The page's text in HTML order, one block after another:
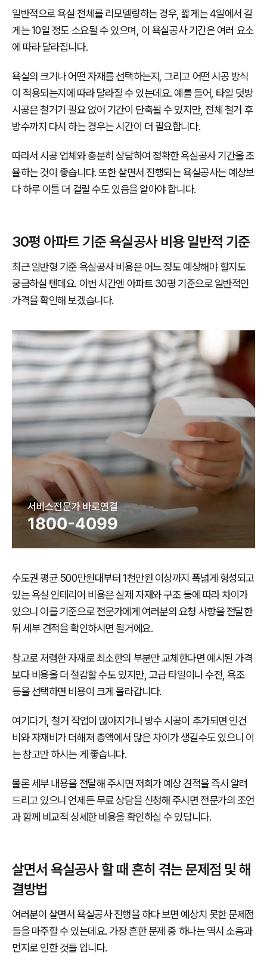
일반적으로 욕실 전체를 리모델링하는 경우, 짧게는 4일에서 길
게는 10일 정도 소요될 수 있으며, 이 욕실공사 기간은 여러 요소
에 따라 달라집니다.
욕실의 크기나 어떤 자재를 선택하는지, 그리고 어떤 시공 방식
이 적용되는지에 따라 달라질 수 있는데요. 예를 들어, 타일 덧방
시공은 철거가 필요 없어 기간이 단축될 수 있지만, 전체 철거 후
방수까지 다시 하는 경우는 시간이 더 필요합니다.
따라서 시공 업체와 충분히 상담하여 정확한 욕실공사 기간을 조
율하는 것이 좋습니다. 또한 살면서 진행되는 욕실공사는 예상보
다 하루 이틀 더 걸릴 수도 있음을 알아야 합니다.
30평 아파트 기준 욕실공사 비용 일반적 기준
최근 일반형 기준 욕실공사 비용은 어느 정도 예상해야 할지도
궁금하실 텐데요. 이번 시간엔 아파트 30평 기준으로 일반적인
가격을 확인해 보겠습니다.
수도권 평균 500만원대부터 1천만원 이상까지 폭넓게 형성되고
있는 욕실 인테리어 비용은 실제 자재와 구조 등에 따라 차이가
있으니 이를 기준으로 전문가에게 여러분의 요청 사항을 전달한
뒤 세부 견적을 확인하시면 될거에요.
참고로 저렴한 자재로 최소한의 부분만 교체한다면 예시된 가격
보다 비용을 더 절감할 수도 있지만, 고급 타일이나 수전, 욕조
등을 선택하면 비용이 크게 올라갑니다.
여기다가, 철거 작업이 많아지거나 방수 시공이 추가되면 인건
비와 자재비가 더해져 총액에서 많은 차이가 생길수도 있으니 이
는 참고만 하시는 게 좋습니다.
물론 세부 내용을 전달해 주시면 저희가 예상 견적을 즉시 알려
드리고 있으니 언제든 무료 상담을 신청해 주시면 전문가의 조언
과 함께 비교적 상세한 비용을 확인하실 수 있답니다.
살면서 욕실공사 할 때 흔히 겪는 문제점 및 해
결방법
여러분이 살면서 욕실공사 진행을 하다 보면 예상치 못한 문제점
들을 마주할 수 있는데요. 가장 흔한 문제 중 하나는 역시 소음과
먼지로 인한 것들 입니다.